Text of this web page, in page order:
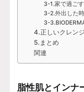
3-1.家で過ご
3-2.外出した
3-
4.正しいクレン
5.まとめ
関連
脂性肌とインナ